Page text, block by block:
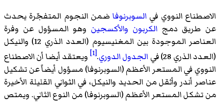
الاصطناع النووي في السوبرنوفاضمن النجوم المتفجّرة يحدث
عن طريق دمج الكربون والأكسجين وهو المسؤول عن وفرة
العناصر الموجودة بين المغنيسيوم (العدد الذري 12) والنيكل
(العدد الذري 28) في
الجدول الدوري.
[1]
ويعتقد أيضا أن الاصطناع
النووي في المستعر الأعظم (السوبرنوفا) مسؤول أيضاً عن تشكيل
عناصر أندر وأثقل من الحديد والنيكل، في الثواني القليلة الأخيرة
من تشكل المستعر الأعظم (السوبرنوفا) من النوع الثاني. ويمتص